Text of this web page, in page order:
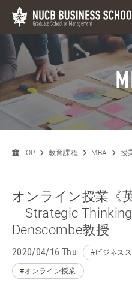
TOP 教育課程 MBA 授
オンライン授業《
「Strategic
Denscombe教授
2020/04/16 Thu #ビジネス
#オンライン授業